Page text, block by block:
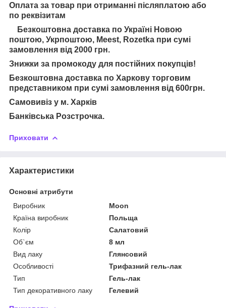
Оплата за товар при отриманні післяплатою або
по реквізитам
Безкоштовна доставка по Україні Новою
поштою, Укрпоштою, Meest, Rozetka при сумі
замовлення від 2000 грн.
Знижки за промокоду для постійних покупців!
Безкоштовна доставка по Харкову торговим
представником при сумі замовлення від 600грн.
Самовивіз у м. Харків
Банківська Розстрочка.
Приховати
Характеристики
Основні атрибути
Виробник
Moon
Країна виробник
Польща
Колір
Салатовий
Об`єм
8 мл
Вид лаку
Глянсовий
Особливості
Трифазний гель-лак
Тип
Гель-лак
Тип декоративного лаку
Гелевий